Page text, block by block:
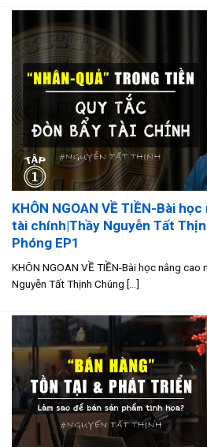
KHÔN NGOAN VỀ TIỀN-Bài
tài chính|Thầy Nguyễn Tất
Phóng EP1
KHÔN NGOAN VỀ TIỀN-Bài học nâng cao
Nguyễn Tất Thịnh Chúng [...]